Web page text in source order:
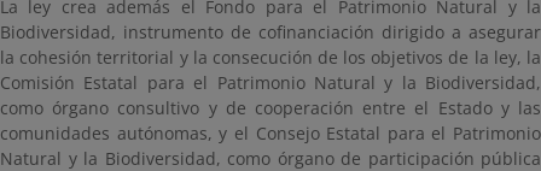
La ley crea además el Fondo para el Patrimonio Natural y la
Biodiversidad, instrumento de cofinanciación dirigido a asegurar
la cohesión territorial y la consecución de los objetivos de la ley, la
Comisión Estatal para el Patrimonio Natural y la Biodiversidad,
como órgano consultivo y de cooperación entre el Estado y las
comunidades autónomas, y el Consejo Estatal para el Patrimonio
Natural y la Biodiversidad, como órgano de participación pública